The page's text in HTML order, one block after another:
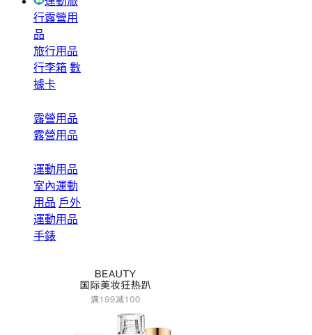
行露營用
品
旅行用品
行李箱 數
據卡
露營用品
露營用品
運動用品
室內運動
用品 戶外
運動用品
手錶